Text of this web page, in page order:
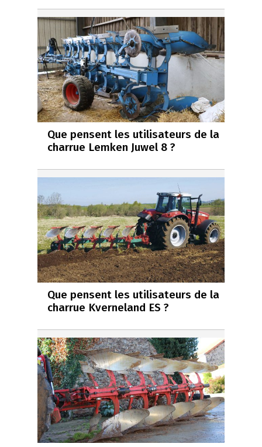
Que pensent les utilisateurs de la
charrue Lemken Juwel 8 ?
Que pensent les utilisateurs de la
charrue Kverneland ES ?